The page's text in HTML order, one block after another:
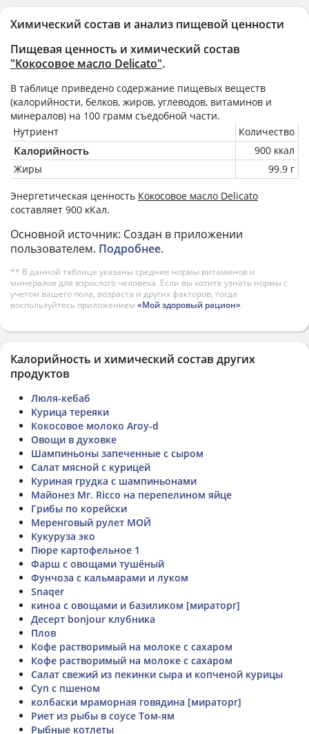
Химический состав и анализ пищевой ценности
Пищевая ценность и химический состав
"Кокосовое масло Delicato".
В таблице приведено содержание пищевых веществ
(калорийности, белков, жиров, углеводов, витаминов и
минералов) на 100 грамм съедобной части.
Нутриент
Количество
Калорийность
900 ккал
Жиры
99.9 г
Энергетическая ценность Кокосовое масло Delicato
составляет 900 кКал.
Основной источник: Создан в приложении
пользователем. Подробнее.
** В данной таблице указаны средние нормы витаминов и
минералов для взрослого человека. Если вы хотите узнать нормы с
учетом вашего пола, возраста и других факторов, тогда
воспользуйтесь приложением «Мой здоровый рацион».
Калорийность и химический состав других
продуктов
Люля-кебаб
Курица тереяки
Кокосовое молоко Aroy-d
Овощи в духовке
Шампиньоны запеченные с сыром
Салат мясной с курицей
Куриная грудка с шампиньонами
Майонез Mr. Ricco на перепелином яйце
Грибы по корейски
Меренговый рулет МОЙ
Кукуруза эко
Пюре картофельное 1
Фарш с овощами тушёный
Фунчоза с кальмарами и луком
Snaqer
киноа с овощами и базиликом [мираторг]
Десерт bonjour клубника
Плов
Кофе растворимый на молоке с сахаром
Кофе растворимый на молоке с сахаром
Салат свежий из пекинки сыра и копченой курицы
Суп с пшеном
колбаски мраморная говядина [мираторг]
Риет из рыбы в соусе Том-ям
Рыбные котлеты